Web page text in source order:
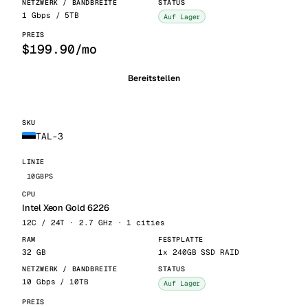
1 Gbps / 5TB Auf Lager
$199.90/mo
Bereitstellen
TAL-3
10GBPS
Intel Xeon Gold 6226
12C / 24T · 2.7 GHz · 1 cities
32 GB 1x 240GB SSD RAID
10 Gbps / 10TB Auf Lager